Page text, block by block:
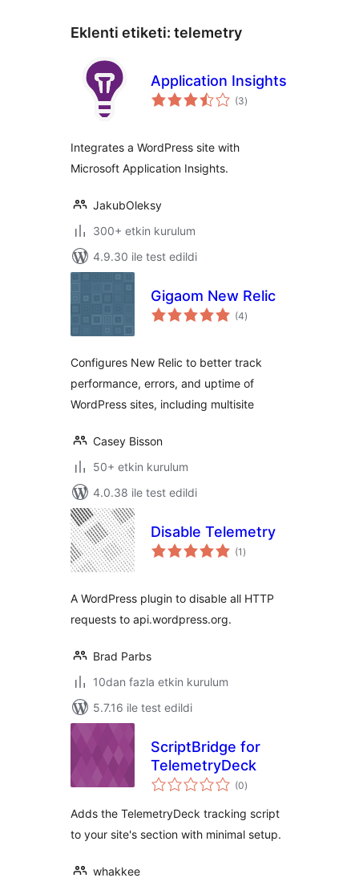
Eklenti etiketi: telemetry
Application Insights
(3toplam
puan
)
Integrates a WordPress site with
Microsoft Application Insights.
JakubOleksy
300+ etkin kurulum
4.9.30 ile test edildi
Gigaom New Relic
(4toplam
puan
)
Configures New Relic to better track
performance, errors, and uptime of
WordPress sites, including multisite
Casey Bisson
50+ etkin kurulum
4.0.38 ile test edildi
Disable Telemetry
(1 toplam
puan
)
A WordPress plugin to disable all HTTP
requests to api.wordpress.org.
Brad Parbs
10dan fazla etkin kurulum
5.7.16 ile test edildi
ScriptBridge for
TelemetryDeck
(0toplam
puan
)
Adds the TelemetryDeck tracking script
to your site's section with minimal setup.
whakkee